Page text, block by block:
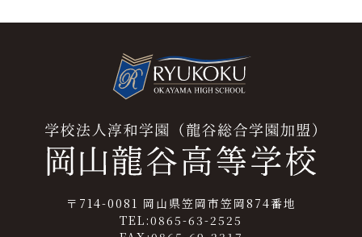
〒714-0081 岡山県笠岡市笠岡874番地
TEL:0865-63-2525